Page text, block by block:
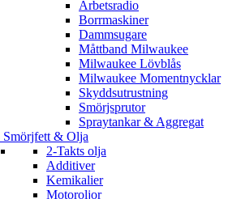
Arbetsradio
Borrmaskiner
Dammsugare
Måttband Milwaukee
Milwaukee Lövblås
Milwaukee Momentnycklar
Skyddsutrustning
Smörjsprutor
Spraytankar & Aggregat
Smörjfett & Olja
2-Takts olja
Additiver
Kemikalier
Motoroljor